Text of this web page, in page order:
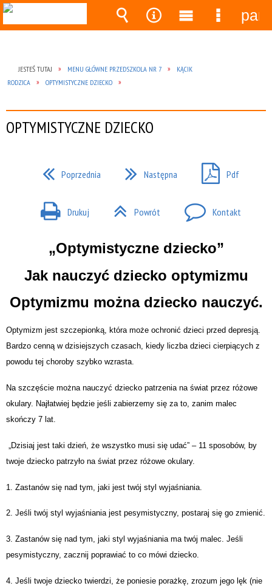
JESTEŚ TUTAJ MENU GŁÓWNE PRZEDSZKOLA NR 7
KĄCIK
RODZICA
OPTYMISTYCZNE DZIECKO
OPTYMISTYCZNE DZIECKO
Poprzednia Następna Pdf
Drukuj Powrót Kontakt
„Optymistyczne dziecko”
Jak nauczyć dziecko optymizmu
Optymizmu można dziecko nauczyć.
Optymizm jest szczepionką, która może ochronić dzieci przed depresją.
Bardzo cenną w dzisiejszych czasach, kiedy liczba dzieci cierpiących z
powodu tej choroby szybko wzrasta.
Na szczęście można nauczyć dziecko patrzenia na świat przez różowe
okulary. Najłatwiej będzie jeśli zabierzemy się za to, zanim malec
skończy 7 lat.
„Dzisiaj jest taki dzień, że wszystko musi się udać” – 11 sposobów, by
twoje dziecko patrzyło na świat przez różowe okulary.
1. Zastanów się nad tym, jaki jest twój styl wyjaśniania.
2. Jeśli twój styl wyjaśniania jest pesymistyczny, postaraj się go zmienić.
3. Zastanów się nad tym, jaki styl wyjaśniania ma twój malec. Jeśli
pesymistyczny, zacznij poprawiać to co mówi dziecko.
4. Jeśli twoje dziecko twierdzi, że poniesie porażkę, zrozum jego lęk (nie
Wyszukiwarka
Narzędzia
MenuMenu